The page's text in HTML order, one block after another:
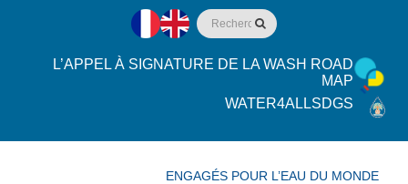
L’APPEL À SIGNATURE DE LA WASH ROAD
MAP
WATER4ALLSDGS
ENGAGÉS POUR L’EAU DU MONDE